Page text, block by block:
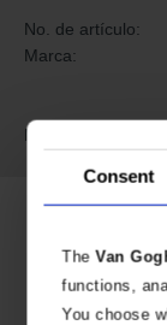
Consent
TheVan
functions,
You choose
No. de artículo:
Marca:
Material: